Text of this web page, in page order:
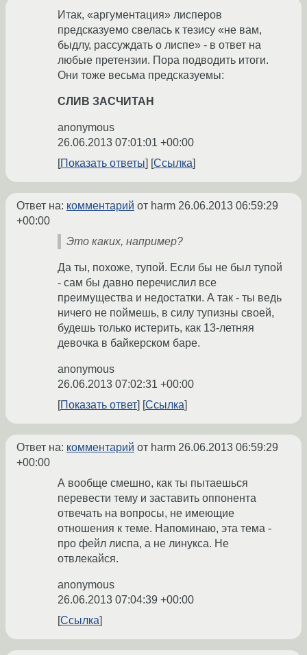
Итак, «аргументация» лисперов
предсказуемо свелась к тезису «не вам,
быдлу, рассуждать о лиспе» - в ответ на
любые претензии. Пора подводить итоги.
Они тоже весьма предсказуемы:
СЛИВ ЗАСЧИТАН
anonymous
26.06.2013 07:01:01 +00:00
Показать ответы
Ссылка
Ответ на: комментарий от harm 26.06.2013 06:59:29
+00:00
Это каких, например?
Да ты, похоже, тупой. Если бы не был тупой
- сам бы давно перечислил все
преимущества и недостатки. А так - ты ведь
ничего не поймешь, в силу тупизны своей,
будешь только истерить, как 13-летняя
девочка в байкерском баре.
anonymous
26.06.2013 07:02:31 +00:00
Показать ответ
Ссылка
Ответ на: комментарий от harm 26.06.2013 06:59:29
+00:00
А вообще смешно, как ты пытаешься
перевести тему и заставить оппонента
отвечать на вопросы, не имеющие
отношения к теме. Напоминаю, эта тема -
про фейл лиспа, а не линукса. Не
отвлекайся.
anonymous
26.06.2013 07:04:39 +00:00
Ссылка